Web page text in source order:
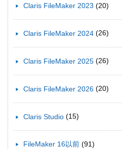
Claris FileMaker 2023 (20)
Claris FileMaker 2024 (26)
Claris FileMaker 2025 (26)
Claris FileMaker 2026 (20)
Claris Studio (15)
FileMaker 16以前 (91)